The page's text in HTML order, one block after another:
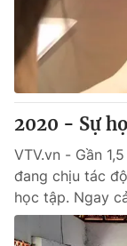
2020 - Sự
VTV.vn - Gần
đang chịu tác
học tập. Ngay